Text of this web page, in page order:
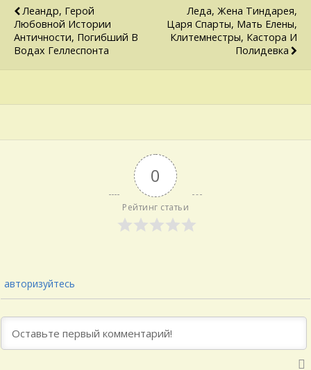
Леандр, Герой
Любовной Истории
Античности, Погибший В
Водах Геллеспонта
Леда, Жена Тиндарея,
Царя Спарты, Мать Елены,
Клитемнестры, Кастора И
Полидевка
0
Рейтинг статьи
авторизуйтесь